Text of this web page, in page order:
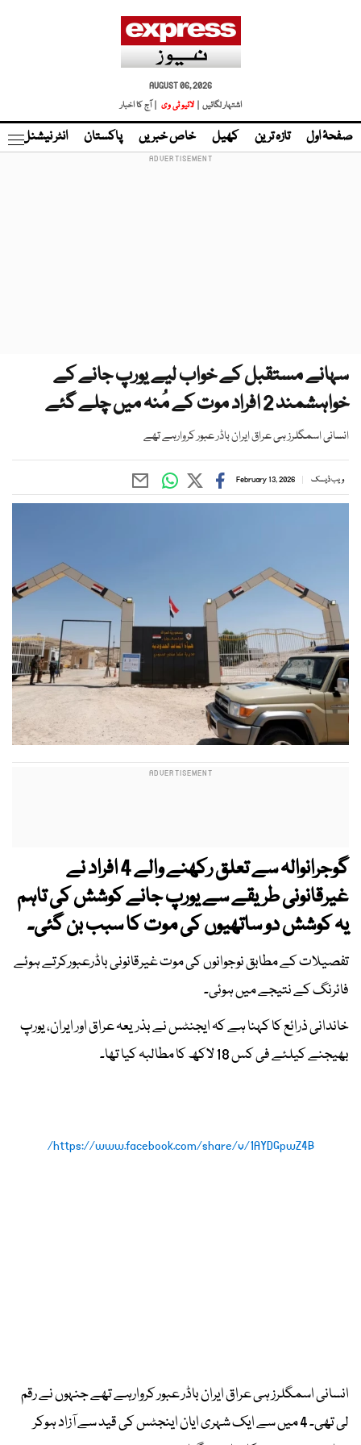
AUGUST 06, 2026
اشتہار لگائیں |
لائیو ٹی وی | آج کا اخبار
صفحۂ اول تازہ ترین کھیل خاص خبریں پاکستان انٹر نیشنل
سہانے مستقبل کے خواب لیے یورپ جانے کے
خواہشمند 2 افراد موت کے مُنہ میں چلے گئے
انسانی اسمگلرز ہی عراق ایران باڈر عبور کروارہے تھے
ویب ڈیسک February 13, 2026
گوجرانوالہ سے تعلق رکھنے والے 4 افراد نے
غیرقانونی طریقے سے یورپ جانے کوشش کی تاہم
یہ کوشش دو ساتھیوں کی موت کا سبب بن گئی۔
تفصیلات کے مطابق نوجوانوں کی موت غیرقانونی باڈرعبورکرتے ہوئے
فائرنگ کے نتیجے میں ہوئی۔
خاندانی ذرائع کا کہنا ہے کہ ایجنٹس نے بذریعہ عراق اور ایران، یورپ
بھیجنے کیلئے فی کس 18 لاکھ کا مطالبہ کیا تھا۔
https://www.facebook.com/share/v/1AYDGpwZ4B/
انسانی اسمگلرز ہی عراق ایران باڈر عبور کروارہے تھے جنہوں نے رقم
لی تھی۔ 4 میں سے ایک شہری ایان اینجٹس کی قید سے آزاد ہوکر